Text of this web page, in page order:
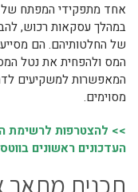
אחד מתפקידי המפתח של
במהלך עסקאות רכוש,
של החלטותיהם. הם
המאפשרות למשקיעים
מסוימים.
>> להצטרפות לרשימת
העדכונים ראשונים
תכנית מתאר